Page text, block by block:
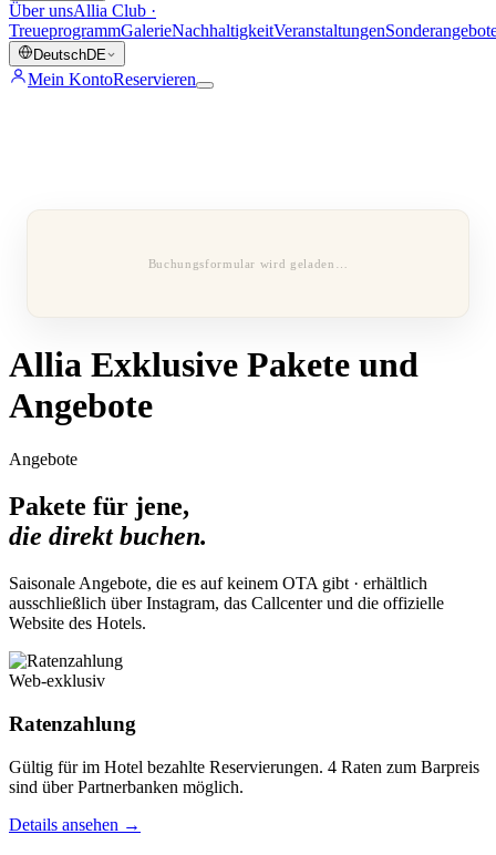
Über unsAllia Club ·
TreueprogrammGalerieNachhaltigkeitVeranstaltungen
DeutschDE
Mein KontoReservieren
Buchungsformular wird geladen…
Allia Exklusive Pakete und
Angebote
Angebote
Pakete für jene,
die direkt buchen.
Saisonale Angebote, die es auf keinem OTA gibt · erhältlich
ausschließlich über Instagram, das Callcenter und die offizielle
Website des Hotels.
Web-exklusiv
Ratenzahlung
Gültig für im Hotel bezahlte Reservierungen. 4 Raten zum Barpreis
sind über Partnerbanken möglich.
Details ansehen →